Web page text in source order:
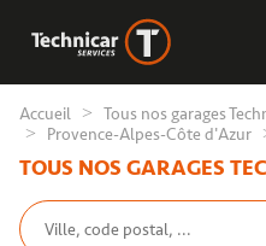
Accueil
Tous nos garages
Provence-Alpes-Côte d'Azur
TOUS NOS GARAGES